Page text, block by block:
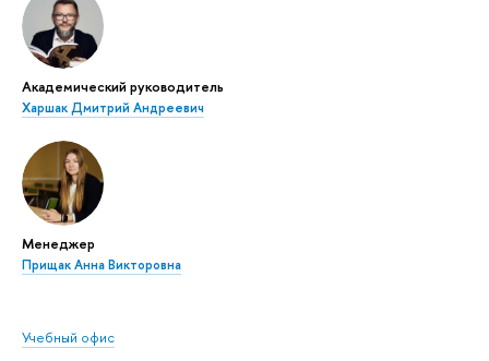
Академический руководитель
Харшак Дмитрий Андреевич
Менеджер
Прищак Анна Викторовна
Учебный офис